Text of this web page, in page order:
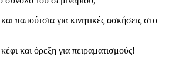
παπούτσια για κινητικές ασκήσεις στο
και όρεξη για πειραματισμούς!